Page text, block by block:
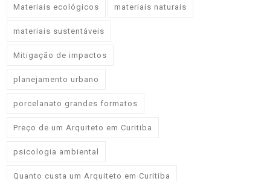
Materiais ecológicos materiais naturais
materiais sustentáveis
Mitigação de impactos
planejamento urbano
porcelanato grandes formatos
Preço de um Arquiteto em Curitiba
psicologia ambiental
Quanto custa um Arquiteto em Curitiba